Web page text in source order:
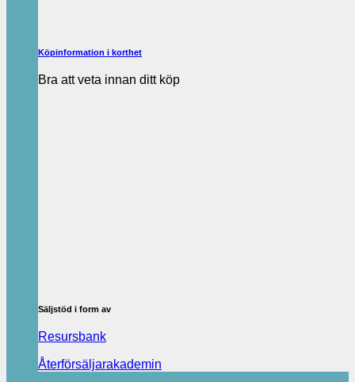
Köpinformation i korthet
Bra att veta innan ditt köp
Säljstöd i form av
Resursbank
Återförsäljarakademin